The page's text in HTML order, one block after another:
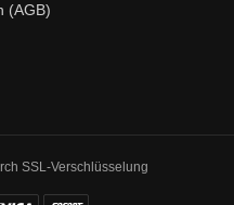
(AGB)
SSL-Verschlüsselung